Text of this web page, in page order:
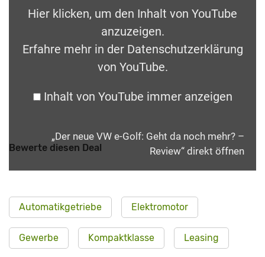
Hier klicken, um den Inhalt von YouTube
anzuzeigen.
Erfahre mehr in der Datenschutzerklärung
von YouTube.
Inhalt von YouTube immer anzeigen
„Der neue VW e-Golf: Geht da noch mehr? –
Review“ direkt öffnen
Bewerte diesen Deal
Automatikgetriebe Elektromotor
Gewerbe Kompaktklasse Leasing